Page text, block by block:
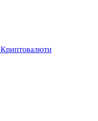
Криптовалюти